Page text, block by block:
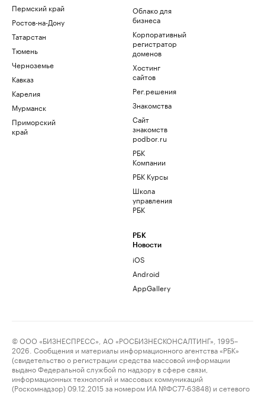
Пермский край
Ростов-на-Дону
Татарстан
Тюмень
Черноземье
Кавказ
Карелия
Мурманск
Приморский
край
Облако для
бизнеса
Корпоративный
регистратор
доменов
Хостинг
сайтов
Рег.решения
Знакомства
Сайт
знакомств
podbor.ru
РБК
Компании
РБК Курсы
Школа
управления
РБК
РБК
Новости
iOS
Android
AppGallery
© ООО «БИЗНЕСПРЕСС», АО «РОСБИЗНЕСКОНСАЛТИНГ», 1995–
2026. Сообщения и материалы информационного агентства «РБК»
(свидетельство о регистрации средства массовой информации
выдано Федеральной службой по надзору в сфере связи,
информационных технологий и массовых коммуникаций
(Роскомнадзор) 09.12.2015 за номером ИА №ФС77-63848) и сетевого